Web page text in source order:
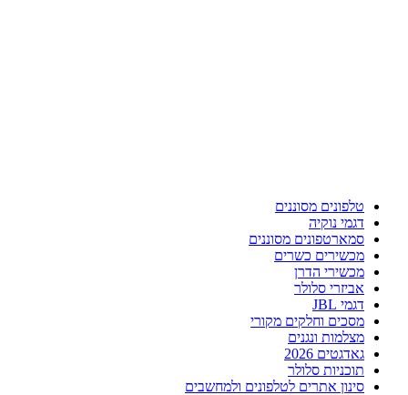
טלפונים מסוננים
דגמי נוקיה
סמארטפונים מסוננים
מכשירים כשרים
מכשירי הדרן
אביזרי סלולר
דגמי JBL
מסכים וחלקים מקורי
מצלמות ונגנים
גאדגטים 2026
תוכניות סלולר
סינון אתרים לטלפונים ולמחשבים